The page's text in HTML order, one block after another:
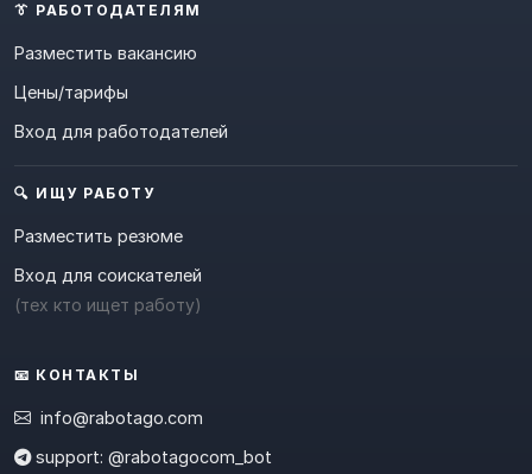
👔 РАБОТОДАТЕЛЯМ
Разместить вакансию
Цены/тарифы
Вход для работодателей
🔍 ИЩУ РАБОТУ
Разместить резюме
Вход для соискателей
(тех кто ищет работу)
📧 КОНТАКТЫ
info@rabotago.com
support: @rabotagocom_bot